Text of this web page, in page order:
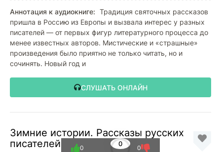
Аннотация к аудиокниге: Традиция святочных рассказов
пришла в Россию из Европы и вызвала интерес у разных
писателей — от первых фигур литературного процесса до
менее известных авторов. Мистические и «страшные»
произведения было приятно не только читать, но и
сочинять. Новый год и
СЛУШАТЬ ОНЛАЙН
Зимние истории. Рассказы русских
писателей
0
0 0